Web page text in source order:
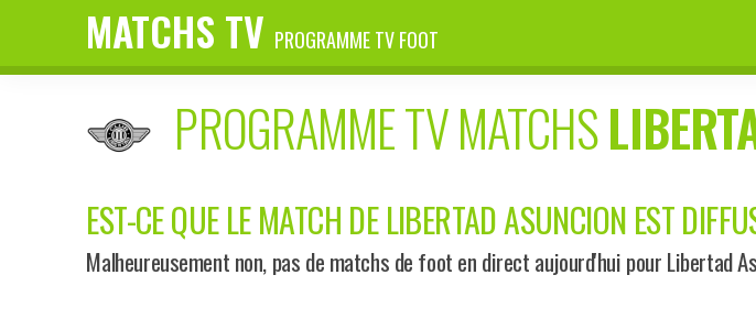
MATCHS TV PROGRAMME TV FOOT
PROGRAMME TV MATCHS
EST-CE QUE LE MATCH DE LIBERTAD ASUNCION EST
Malheureusement non, pas de matchs de foot en direct aujourd'hui pour Libertad